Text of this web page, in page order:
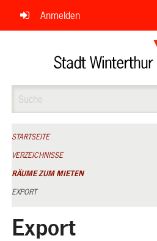
Navigation
überspringen
Anmelden
STARTSEITE
VERZEICHNISSE
RÄUME ZUM MIETEN
EXPORT
Export